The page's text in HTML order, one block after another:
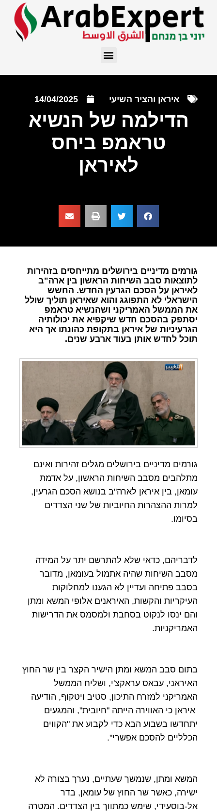
איראן והציר השיעי 14/04/2025
הדילמה של הנשיא
טראמפ ביחס
לאיראן
גורמים מדיניים בירושלים מתייחסים בזהירות
לתוצאות סבב השיחות הראשון בין ארה"ב
לאיראן על הסכם הגרעין החדש. החשש
הישראלי לא התפוגג והוא שאיראן תוליך שולל
את הממשל האמריקני ושהנשיא טראמפ
יסתפק בהסכם חדש שיקפיא את יכולותיה
הגרעיניות של איראן בתקופת כהונתו אך היא
תוכל לחדש אותן בעוד ארבע שנים.
גורמים מדיניים בירושלים מגלים זהירות ואינם
מתלהבים מסבב השיחות הראשון, על אדמת
עומאן, בין איראן לארה"ב בנושא הסכם הגרעין,
למרות ההצהרות החיוביות של שני הצדדים
בסיומו.
לדבריהם, כדאי שלא להתרשם יתר על המידה
מסבב השיחות שהיה אתמול בעומאן, מדובר
בסבב פתיחה ועדיין לא הגענו למחלוקות
העיקריות והקשות, האיראנים אלופי המשא ומתן
והם ינסו לנקוט בסחבת ולמסמס את הדרישות
האמריקניות.
בתום סבב המשא ומתן הישיר הקצר בין שר החוץ
האיראני, עבאס עראקצ'י, ושליח הממשל
האמריקני למזרח התיכון, סטיב ויטקוף, הודיעה
איראן כי האווירה הייתה "חיובית", והמגעים
יתחדשו בשבוע הבא כדי לקבוע את "הקווים
הכלליים להסכם אפשרי".
המשא ומתן, שנמשך שעתיים, נערך בצורה לא
ישירה, כאשר שר החוץ של עומאן, בדר
אל-בוסעידי, שימש כמתווך בין הצדדים. המטרה